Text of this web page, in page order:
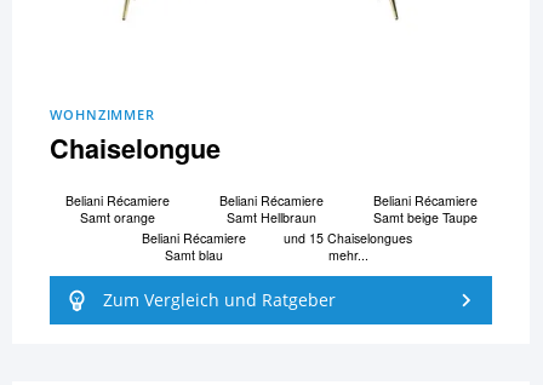
WOHNZIMMER
Chaiselongue
Beliani Ré­ca­mi­e­re
Samt orange
Beliani Ré­ca­mi­e­re
Samt Hellbraun
Beliani Ré­ca­mi­e­re
Samt beige Taupe
Beliani Ré­ca­mi­e­re
Samt blau
und 15 Chaiselongues
mehr...
Zum Vergleich und Ratgeber